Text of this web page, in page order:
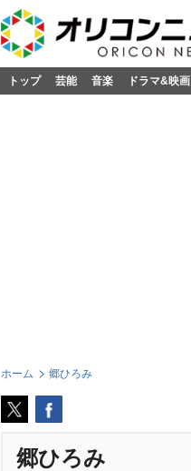
トップ 芸能 音楽 ドラマ&映画
ホーム 郷ひろみ
郷ひろみ